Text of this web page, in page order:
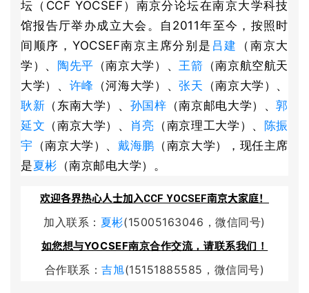
坛（CCF YOCSEF）南京分论坛在南京大学科技
馆报告厅举办成立大会。自2011年至今，按照时
间顺序，YOCSEF南京主席分别是 吕建
（南京大
学）、 陶先平 （南京大学）、 王箭 （南京航空航天
大学）、 许峰 （河海大学）、张天 （南京大学）、
耿新 （东南大学）、 孙国梓 （南京邮电大学）、郭
延文 （南京大学）、 肖亮 （南京理工大学）、 陈振
宇 （南京大学）、戴海鹏 （南京大学），现任主席
是夏彬 （南京邮电大学）。
欢迎各界热心人士加入CCF YOCSEF南京大家庭！
加入联系： 夏彬(15005163046，微信同号)
如您想与YOCSEF南京合作交流，请联系我们！
合作联系：吉旭(15151885585，微信同号)